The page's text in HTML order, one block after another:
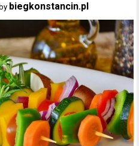
by biegkonstancin.pl